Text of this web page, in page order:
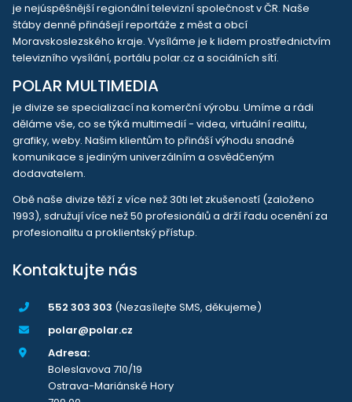
je nejúspěšnější regionální televizní společnost v ČR. Naše
štáby denně přinášejí reportáže z měst a obcí
Moravskoslezského kraje. Vysíláme je k lidem prostřednictvím
televizního vysílání, portálu polar.cz a sociálních sítí.
POLAR MULTIMEDIA
je divize se specializací na komerční výrobu. Umíme a rádi
děláme vše, co se týká multimedií - videa, virtuální realitu,
grafiky, weby. Našim klientům to přináší výhodu snadné
komunikace s jediným univerzálním a osvědčeným
dodavatelem.
Obě naše divize těží z více než 30ti let zkušeností (založeno
1993), sdružují více než 50 profesionálů a drží řadu ocenění za
profesionalitu a proklientský přístup.
Kontaktujte nás
552 303 303 (Nezasílejte SMS, děkujeme)
polar@polar.cz
Adresa:
Boleslavova 710/19
Ostrava-Mariánské Hory